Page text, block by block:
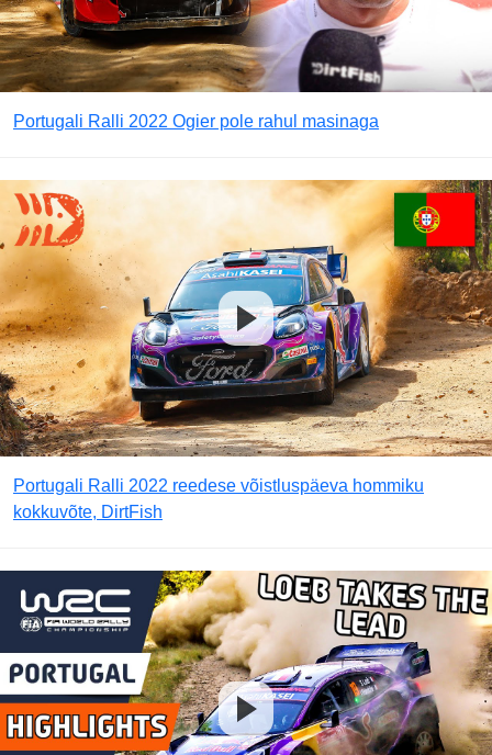
Portugali Ralli 2022 Ogier pole rahul masinaga
Portugali Ralli 2022 reedese võistluspäeva hommiku
kokkuvõte, DirtFish